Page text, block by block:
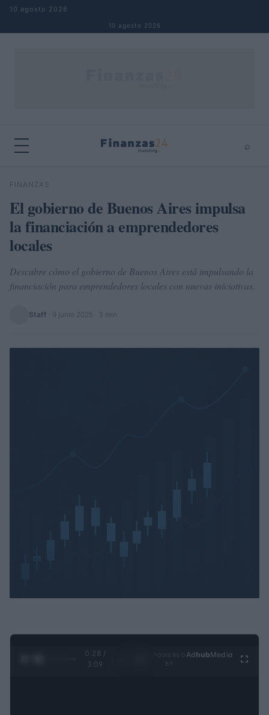
Saltar al contenido
10 agosto 2026
10 agosto 2026
⌕
Buscar
FINANZAS
El gobierno de Buenos Aires impulsa
la financiación a emprendedores
locales
Descubre cómo el gobierno de Buenos Aires está impulsando la
financiación para emprendedores locales con nuevas iniciativas.
Staff 9 junio 2025 · 3 min
0:29 /
3:09
Ad hubMedia